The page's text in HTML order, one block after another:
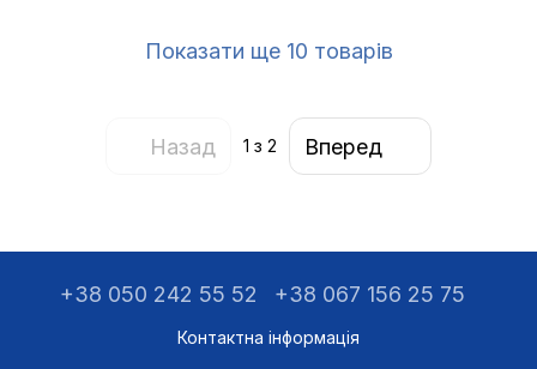
Показати ще 10 товарів
Назад 1 з 2 Вперед
+38 050 242 55 52 +38 067 156 25 75
Контактна інформація